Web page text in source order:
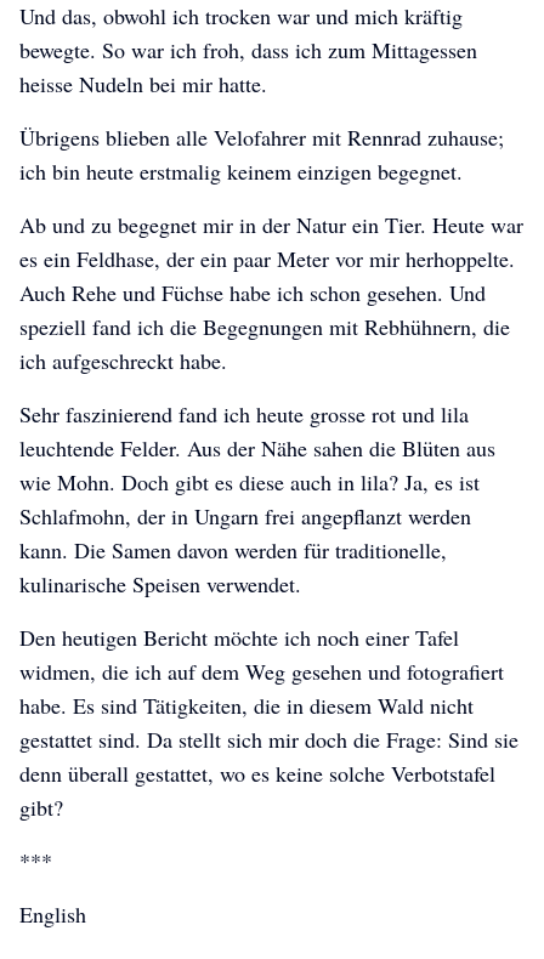
Und das, obwohl ich trocken war und mich kräftig
bewegte. So war ich froh, dass ich zum Mittagessen
heisse Nudeln bei mir hatte.
Übrigens blieben alle Velofahrer mit Rennrad zuhause;
ich bin heute erstmalig keinem einzigen begegnet.
Ab und zu begegnet mir in der Natur ein Tier. Heute war
es ein Feldhase, der ein paar Meter vor mir herhoppelte.
Auch Rehe und Füchse habe ich schon gesehen. Und
speziell fand ich die Begegnungen mit Rebhühnern, die
ich aufgeschreckt habe.
Sehr faszinierend fand ich heute grosse rot und lila
leuchtende Felder. Aus der Nähe sahen die Blüten aus
wie Mohn. Doch gibt es diese auch in lila? Ja, es ist
Schlafmohn, der in Ungarn frei angepflanzt werden
kann. Die Samen davon werden für traditionelle,
kulinarische Speisen verwendet.
Den heutigen Bericht möchte ich noch einer Tafel
widmen, die ich auf dem Weg gesehen und fotografiert
habe. Es sind Tätigkeiten, die in diesem Wald nicht
gestattet sind. Da stellt sich mir doch die Frage: Sind sie
denn überall gestattet, wo es keine solche Verbotstafel
gibt?
***
English